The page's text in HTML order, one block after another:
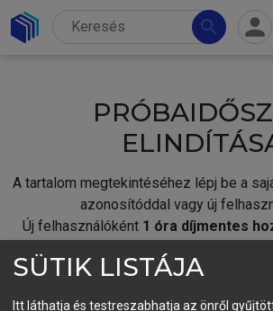
search person
A tartalom megtekintéséhez lépj be a
azonosítóddal vagy új
Új felhasználóként 1 óra díjmentes
fiókoddal,vagy hozz létre
SÜTIK LISTÁJA
Itt láthatja és testreszabhatja az önről